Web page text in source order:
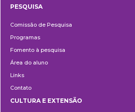
PESQUISA
Comissão de Pesquisa
Programas
Fomento à pesquisa
Área do aluno
Links
Contato
CULTURA E EXTENSÃO